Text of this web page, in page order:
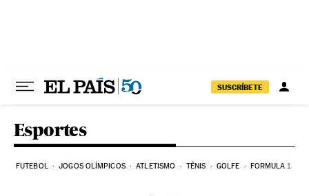
SUSCRÍBETE
Esportes
FUTEBOL JOGOS OLÍMPICOS ATLETISMO TÊNIS GOLFE FORMULA 1